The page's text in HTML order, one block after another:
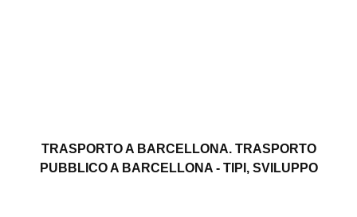
TRASPORTO A BARCELLONA. TRASPORTO
PUBBLICO A BARCELLONA - TIPI, SVILUPPO